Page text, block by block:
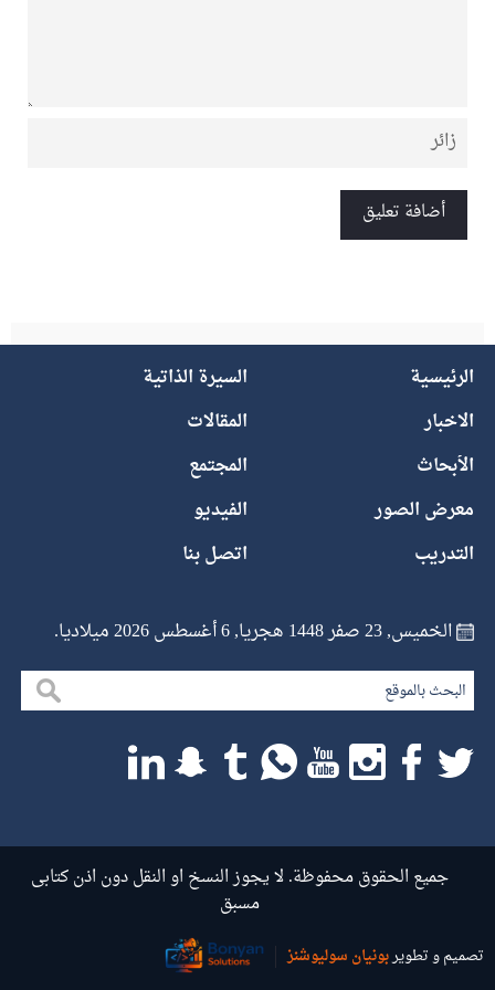
الرئيسية
السيرة الذاتية
الاخبار
المقالات
الأبحاث
المجتمع
معرض الصور
الفيديو
التدريب
اتصل بنا
الخميس, 23 صفر 1448 هجريا, 6 أغسطس 2026 ميلاديا.
جميع الحقوق محفوظة. لا يجوز النسخ او النقل دون اذن كتابى
مسبق
تصميم و تطويربونیان سولیوشنز